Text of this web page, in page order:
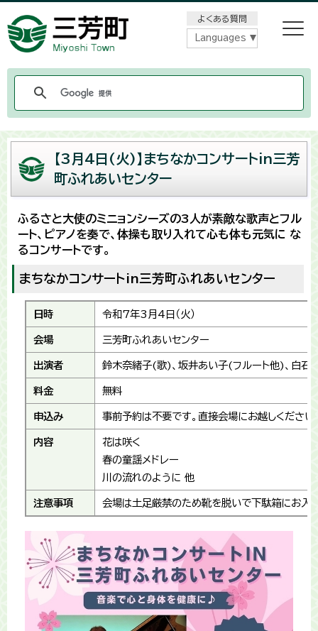
よくある質問
Languages
【3月4日(火)】まちなかコンサートin三芳
町ふれあいセンター
ふるさと大使のミニョンシーズの3人が素敵な歌声とフル
ート、ピアノを奏で、体操も取り入れて心も体も元気に な
るコンサートです。
まちなかコンサートin三芳町ふれあいセンター
日時 令和7年3月4日（火）
会場 三芳町ふれあいセンター
出演者 鈴木奈緒子(歌)、坂井あい子(フルート他)、白石
料金 無料
申込み 事前予約は不要です。直接会場にお越しください
内容
花は咲く
春の童謡メドレー
川の流れのように 他
注意事項 会場は土足厳禁のため靴を脱いで下駄箱にお入